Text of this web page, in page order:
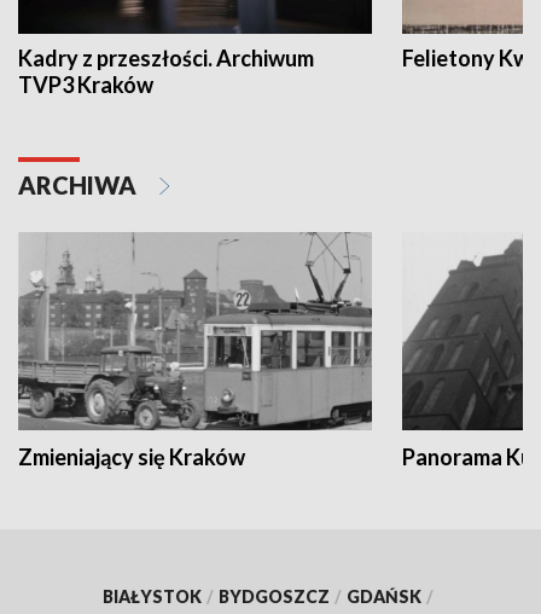
Kadry z przeszłości. Archiwum
TVP3 Kraków
Felietony
ARCHIWA
Zmieniający się Kraków Panorama
BIAŁYSTOK / BYDGOSZCZ / GDAŃSK /